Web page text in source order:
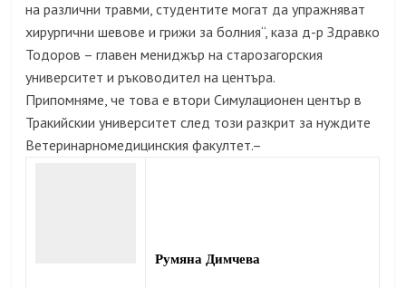
на различни травми, студентите могат да упражняват
хирургични шевове и грижи за болния“, каза д-р Здравко
Тодоров – главен мениджър на старозагорския
университет и ръководител на центъра.
Припомняме, че това е втори Симулационен център в
Тракийскии университет след този разкрит за нуждите
Ветеринарномедицинския факултет.–
Румяна Димчева